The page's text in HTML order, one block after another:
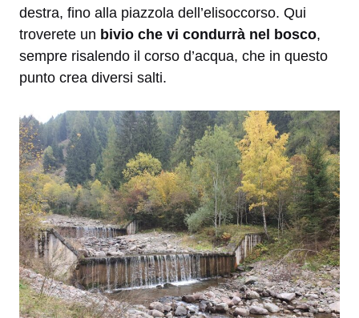
destra, fino alla piazzola dell’elisoccorso. Qui
troverete un bivio che vi condurrà nel bosco,
sempre risalendo il corso d’acqua, che in questo
punto crea diversi salti.